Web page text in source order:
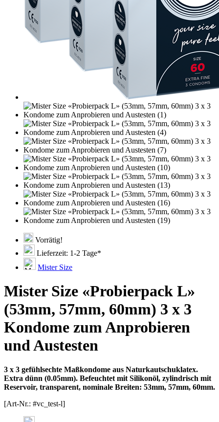
Vorrätig!
Lieferzeit: 1-2 Tage*
Mister Size
Mister Size «Probierpack L»
(53mm, 57mm, 60mm) 3 x 3
Kondome zum Anprobieren
und Austesten
3 x 3 gefühlsechte Maßkondome aus Naturkautschuklatex.
Extra dünn (0.05mm). Befeuchtet mit Silikonöl, zylindrisch mit
Reservoir, transparent, nominale Breiten: 53mm, 57mm, 60mm.
[Art-Nr.: #vc_test-l]